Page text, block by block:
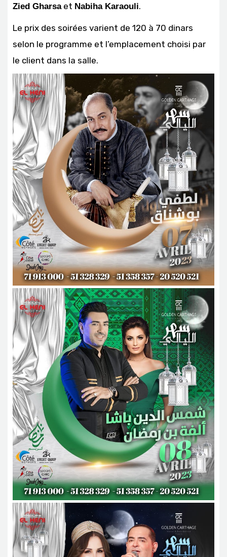
Zied Gharsaet Nabiha Karaouli.
Le prix des soirées varient de 120 à 70 dinars
selon le programme et l’emplacement choisi par
le client dans la salle.